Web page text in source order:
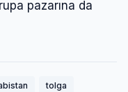
pazarına da
tolga